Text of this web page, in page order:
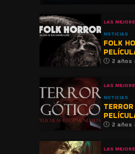
LAS
NOTICIAS
FOLK
2 años
LAS
NOTICIAS
2 años
LAS